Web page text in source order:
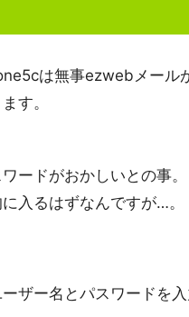
は無事ezwebメール
す。
ードがおかしいとの事。
入るはずなんですが…。
ザー名とパスワードを